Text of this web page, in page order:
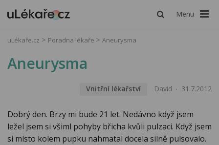
Menu
uLékaře.cz Poradna lékaře Aneurysma
Aneurysma
Vnitřní lékařství David 31.7.2012
Dobrý den. Brzy mi bude 21 let. Nedávno když jsem
ležel jsem si všiml pohyby břicha kvůli pulzaci. Když jsem
si místo kolem pupku nahmatal docela silně pulsovalo.